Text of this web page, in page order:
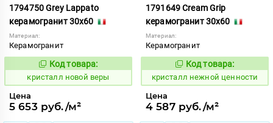
1794750 Grey Lappato
керамогранит 30x60
Материал:
Керамогранит
820633
Код товара:
кристалл новой веры
Цена
5 653 руб./м²
1791649 Cream Grip
керамогранит 30x60
Материал:
Керамогранит
820617
Код товара:
кристалл нежной ценности
Цена
4 587 руб./м²